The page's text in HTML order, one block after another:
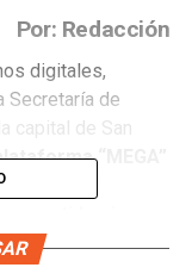
Por: Redacción
digitales,
Secretaría de
capital de San
“MEGA”
sexual